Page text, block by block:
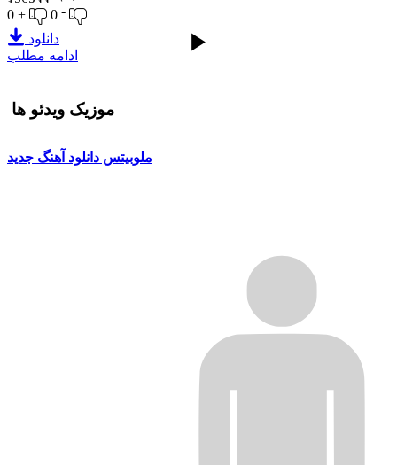
0 + 0 -
دانلود
ادامه مطلب
موزیک ویدئو ها
ملوبیتس دانلود آهنگ جدید